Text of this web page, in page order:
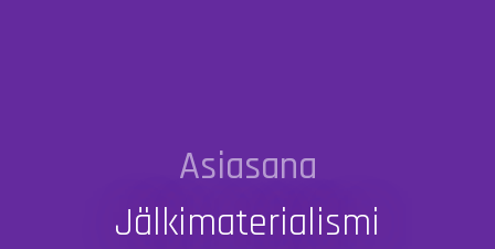
Asiasana
Jälkimaterialismi